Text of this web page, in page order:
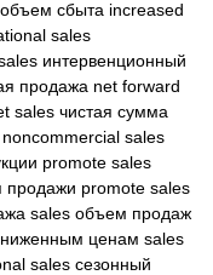
сбыта increased
sales
интервенционный
продажа net forward
sales чистая сумма
sales
promote sales
продажи promote sales
sales объем продаж
ценам sales
sales сезонный